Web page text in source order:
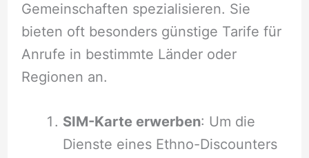
Gemeinschaften spezialisieren. Sie
bieten oft besonders günstige Tarife für
Anrufe in bestimmte Länder oder
Regionen an.
SIM-Karte erwerben: Um die
Dienste eines Ethno-Discounters